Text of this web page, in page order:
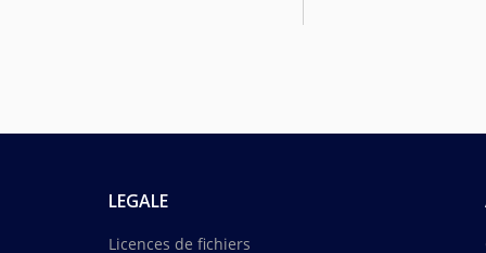
LEGALE
Licences de fichiers